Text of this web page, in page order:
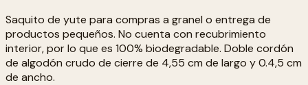
Saquito de yute para compras a granel o entrega de
productos pequeños. No cuenta con recubrimiento
interior, por lo que es 100% biodegradable. Doble cordón
de algodón crudo de cierre de 4,55 cm de largo y 0.4,5 cm
de ancho.